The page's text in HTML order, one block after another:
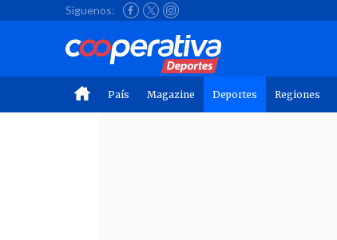
Síguenos:
País Magazine Deportes Regiones